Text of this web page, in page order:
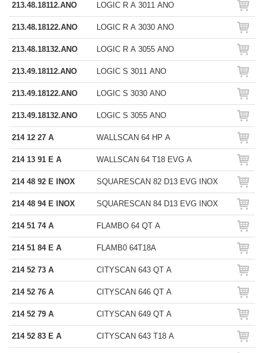
213.48.18112.ANO LOGIC R A 3011 ANO
213.48.18122.ANO LOGIC R A 3030 ANO
213.48.18132.ANO LOGIC R A 3055 ANO
213.49.18112.ANO LOGIC S 3011 ANO
213.49.18122.ANO LOGIC S 3030 ANO
213.49.18132.ANO LOGIC S 3055 ANO
214 12 27 A WALLSCAN 64 HP A
214 13 91 E A WALLSCAN 64 T18 EVG A
214 48 92 E INOX SQUARESCAN 82 D13 EVG INOX
214 48 94 E INOX SQUARESCAN 84 D13 EVG INOX
214 51 74 A FLAMBO 64 QT A
214 51 84 E A FLAMB0 64T18A
214 52 73 A CITYSCAN 643 QT A
214 52 76 A CITYSCAN 646 QT A
214 52 79 A CITYSCAN 649 QT A
214 52 83 E A CITYSCAN 643 T18 A